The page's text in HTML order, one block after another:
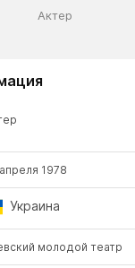
Актер
1978
Украина
молодой театр